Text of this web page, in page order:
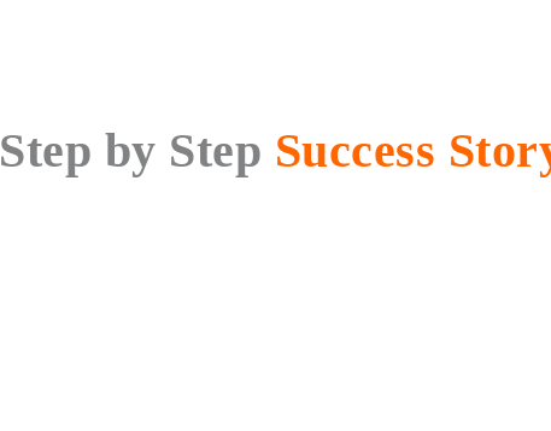
Step by Step Success